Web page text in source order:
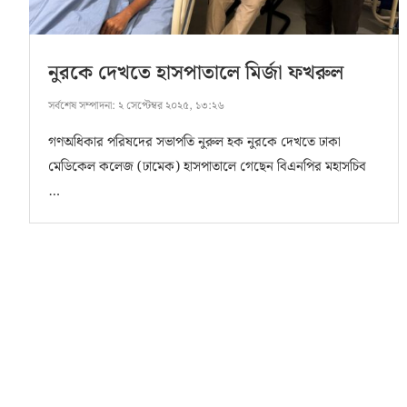
নুরকে দেখতে হাসপাতালে মির্জা ফখরুল
সর্বশেষ সম্পাদনা: ২ সেপ্টেম্বর ২০২৫, ১৩:২৬
গণঅধিকার পরিষদের সভাপতি নুরুল হক নুরকে দেখতে ঢাকা
মেডিকেল কলেজ (ঢামেক) হাসপাতালে গেছেন বিএনপির মহাসচিব
…